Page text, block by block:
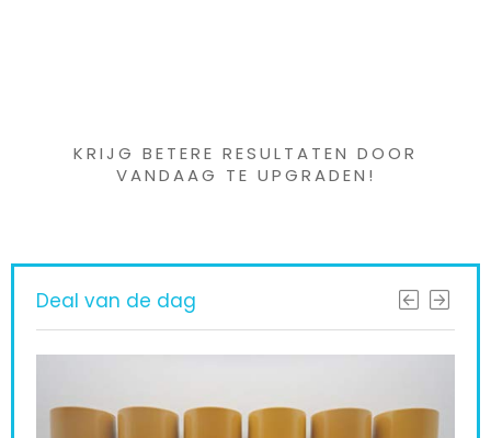
KRIJG BETERE RESULTATEN DOOR
VANDAAG TE UPGRADEN!
Deal van de dag